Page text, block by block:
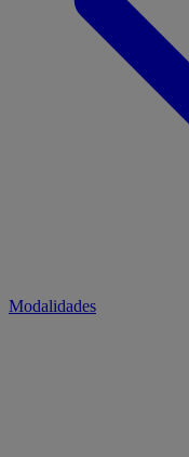
Modalidades